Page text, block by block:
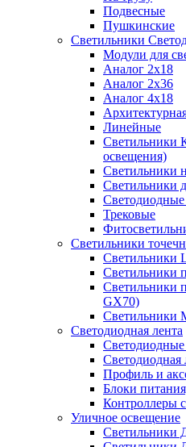
Подвесные
Пушкинские
Светильники
Модули для
Аналог 2х18
Аналог 2х36
Аналог 4х18
Линейные
Светильники
освещения)
Светильники
Светильники
Светодиодные
Трековые
Светильники
Светильники
Светильники
Светильники
GX70)
Светильники
Светодиодная лента
Светодиодная
Профиль и
Блоки
Контроллеры
Уличное освещение
Светильники